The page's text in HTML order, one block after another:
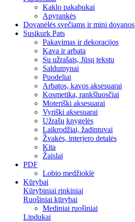
Kaklo pakabukai
Apyrankės
Dovanėlės svečiams ir mini dovanos
Susikurk Pats
Pakavimas ir dekoracijos
Kava ir arbata
Su užrašais, Jūsų tekstu
Saldumynai
Puodeliai
Arbatos, kavos aksesuarai
Kosmetika, rankšluosčiai
Moteriški aksesuarai
Vyriški aksesuarai
Užrašų knygelės
Laikrodžiai, žadintuvai
Žvakės, interjero detalės
Kita
Žaislai
PDF
Lobio medžioklė
Kūrybai
Kūrybiniai rinkiniai
Ruošiniai kūrybai
Mediniai ruošiniai
Lipdukai